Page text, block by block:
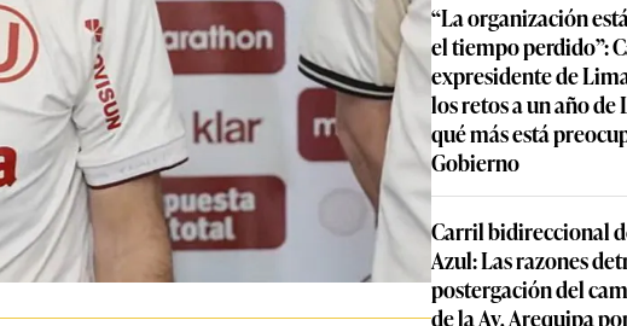
“La organización
el tiempo perdido”:
expresidente de
los retos a un año de
qué más está
Gobierno
Carril bidireccional
Azul: Las razones
postergación del
de la Av. Arequipa